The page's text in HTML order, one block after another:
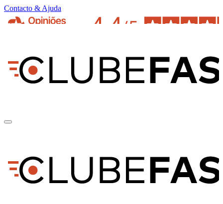
Contacto & Ajuda